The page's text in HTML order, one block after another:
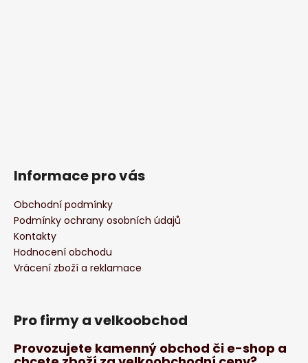
Informace pro vás
Obchodní podmínky
Podmínky ochrany osobních údajů
Kontakty
Hodnocení obchodu
Vrácení zboží a reklamace
Pro firmy a velkoobchod
Provozujete kamenný obchod či e-shop a